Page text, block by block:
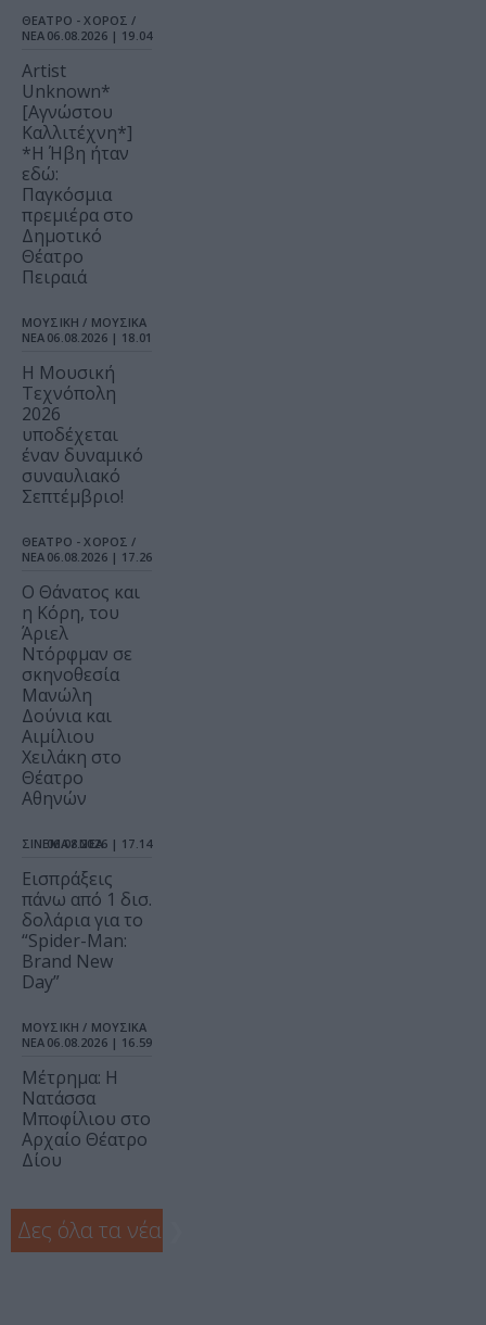
ΘΕΑΤΡΟ - ΧΟΡΟΣ /
ΝΕΑ 06.08.2026 | 19.04
Artist
Unknown*
[Αγνώστου
Καλλιτέχνη*]
*Η Ήβη ήταν
εδώ:
Παγκόσμια
πρεμιέρα στο
Δημοτικό
Θέατρο
Πειραιά
ΜΟΥΣΙΚΗ / ΜΟΥΣΙΚΑ
ΝΕΑ 06.08.2026 | 18.01
Η Μουσική
Τεχνόπολη
2026
υποδέχεται
έναν δυναμικό
συναυλιακό
Σεπτέμβριο!
ΘΕΑΤΡΟ - ΧΟΡΟΣ /
ΝΕΑ 06.08.2026 | 17.26
Ο Θάνατος και
η Κόρη, του
Άριελ
Ντόρφμαν σε
σκηνοθεσία
Μανώλη
Δούνια και
Αιμίλιου
Χειλάκη στο
Θέατρο
Αθηνών
ΣΙΝΕΜΑ / ΝΕΑ
06.08.2026 | 17.14
Εισπράξεις
πάνω από 1 δισ.
δολάρια για το
“Spider-Man:
Brand New
Day”
ΜΟΥΣΙΚΗ / ΜΟΥΣΙΚΑ
ΝΕΑ 06.08.2026 | 16.59
Μέτρημα: Η
Νατάσσα
Μποφίλιου στο
Αρχαίο Θέατρο
Δίου
Δες όλα τα νέα